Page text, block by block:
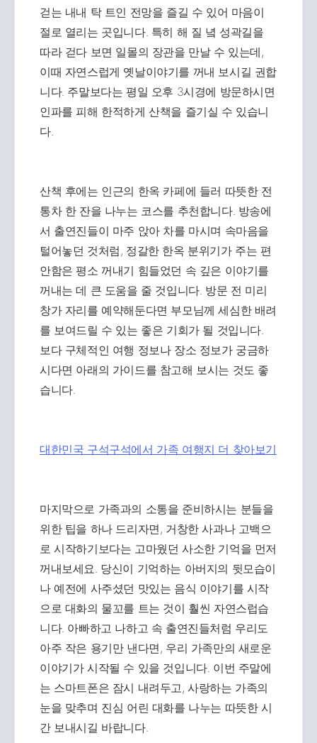
걷는 내내 탁 트인 전망을 즐길 수 있어 마음이
절로 열리는 곳입니다. 특히 해 질 녘 성곽길을
따라 걷다 보면 일몰의 장관을 만날 수 있는데,
이때 자연스럽게 옛날이야기를 꺼내 보시길 권합
니다. 주말보다는 평일 오후 3시경에 방문하시면
인파를 피해 한적하게 산책을 즐기실 수 있습니
다.
산책 후에는 인근의 한옥 카페에 들러 따뜻한 전
통차 한 잔을 나누는 코스를 추천합니다. 방송에
서 출연진들이 마주 앉아 차를 마시며 속마음을
털어놓던 것처럼, 정갈한 한옥 분위기가 주는 편
안함은 평소 꺼내기 힘들었던 속 깊은 이야기를
꺼내는 데 큰 도움을 줄 것입니다. 방문 전 미리
창가 자리를 예약해둔다면 부모님께 세심한 배려
를 보여드릴 수 있는 좋은 기회가 될 것입니다.
보다 구체적인 여행 정보나 장소 정보가 궁금하
시다면 아래의 가이드를 참고해 보시는 것도 좋
습니다.
대한민국 구석구석에서 가족 여행지 더 찾아보기
마지막으로 가족과의 소통을 준비하시는 분들을
위한 팁을 하나 드리자면, 거창한 사과나 고백으
로 시작하기보다는 고마웠던 사소한 기억을 먼저
꺼내보세요. 당신이 기억하는 아버지의 뒷모습이
나 예전에 사주셨던 맛있는 음식 이야기를 시작
으로 대화의 물꼬를 트는 것이 훨씬 자연스럽습
니다. 아빠하고 나하고 속 출연진들처럼 우리도
아주 작은 용기만 낸다면, 우리 가족만의 새로운
이야기가 시작될 수 있을 것입니다. 이번 주말에
는 스마트폰은 잠시 내려두고, 사랑하는 가족의
눈을 맞추며 진심 어린 대화를 나누는 따뜻한 시
간 보내시길 바랍니다.